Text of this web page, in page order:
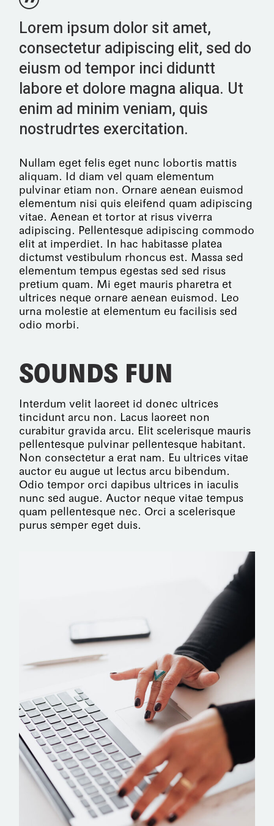
Lorem ipsum dolor sit amet,
consectetur adipiscing elit, sed do
eiusm od tempor inci diduntt
labore et dolore magna aliqua. Ut
enim ad minim veniam, quis
nostrudrtes exercitation.
Nullam eget felis eget nunc lobortis mattis
aliquam. Id diam vel quam elementum
pulvinar etiam non. Ornare aenean euismod
elementum nisi quis eleifend quam adipiscing
vitae. Aenean et tortor at risus viverra
adipiscing. Pellentesque adipiscing commodo
elit at imperdiet. In hac habitasse platea
dictumst vestibulum rhoncus est. Massa sed
elementum tempus egestas sed sed risus
pretium quam. Mi eget mauris pharetra et
ultrices neque ornare aenean euismod. Leo
urna molestie at elementum eu facilisis sed
odio morbi.
SOUNDS FUN
Interdum velit laoreet id donec ultrices
tincidunt arcu non. Lacus laoreet non
curabitur gravida arcu. Elit scelerisque mauris
pellentesque pulvinar pellentesque habitant.
Non consectetur a erat nam. Eu ultrices vitae
auctor eu augue ut lectus arcu bibendum.
Odio tempor orci dapibus ultrices in iaculis
nunc sed augue. Auctor neque vitae tempus
quam pellentesque nec. Orci a scelerisque
purus semper eget duis.